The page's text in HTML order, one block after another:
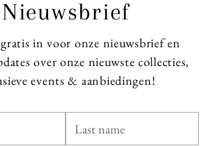
Nieuwsbrief
in voor onze nieuwsbrief en
over onze nieuwste collecties,
events & aanbiedingen!
No reviews yet. Be the